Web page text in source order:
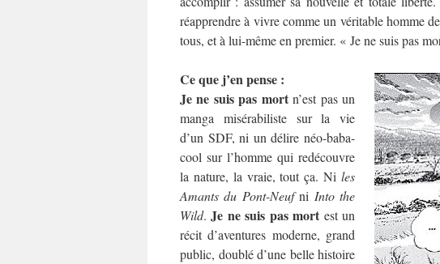
réapprendre à vivre comme un véritable homme
tous, et à lui-même en premier. « Je ne suis pas
Ce que j’en pense :
Je ne suis pas mortn’est pas un
manga misérabiliste sur la vie
d’un SDF, ni un délire néo-baba-
cool sur l’homme qui redécouvre
la nature, la vraie, tout ça. Ni les
Amants du Pont-Neufni Into the
Wild.Je ne suis pas mort est un
récit d’aventures moderne, grand
public, doublé d’une belle histoire